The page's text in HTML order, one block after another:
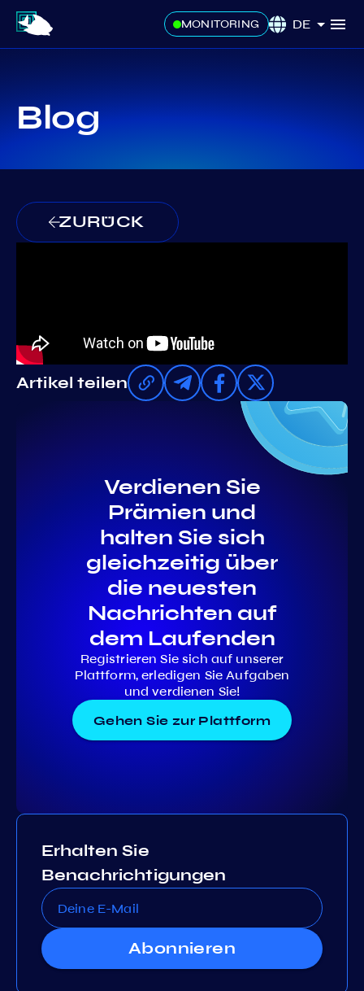
MONITORING DE
Blog
ZURÜCK
Artikel teilen
Verdienen Sie
Prämien und
halten Sie sich
gleichzeitig über
die neuesten
Nachrichten auf
dem Laufenden
Registrieren Sie sich auf unserer
Plattform, erledigen Sie Aufgaben
und verdienen Sie!
Gehen Sie zur Plattform
Erhalten Sie
Benachrichtigungen
Abonnieren